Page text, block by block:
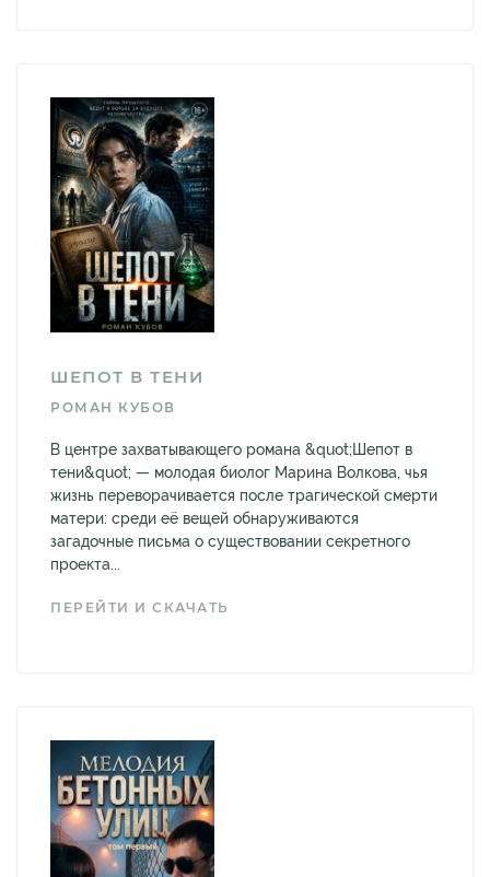
ШЕПОТ В ТЕНИ
РОМАН КУБОВ
В центре захватывающего романа &quot;Шепот в
тени&quot; — молодая биолог Марина Волкова, чья
жизнь переворачивается после трагической смерти
матери: среди её вещей обнаруживаются
загадочные письма о существовании секретного
проекта...
ПЕРЕЙТИ И СКАЧАТЬ